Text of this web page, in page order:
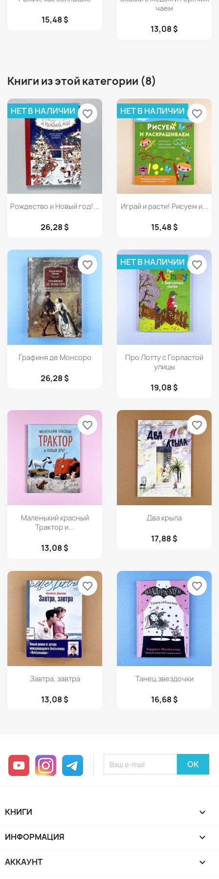
15,48 $
чаем
13,08 $
Книги из этой категории (8)
Просмотр
Рождество и Новый год!...
26,28 $
НЕТ В НАЛИЧИИ favorite_border
Просмотр
Играй и расти! Рисуем и...
15,48 $
НЕТ В НАЛИЧИИ favorite_border
Просмотр
Графиня де Монсоро
26,28 $
favorite_border
Просмотр
Про Лотту с Горластой
улицы
19,08 $
НЕТ В НАЛИЧИИ favorite_border
Просмотр
Маленький красный
Трактор и...
13,08 $
favorite_border
Просмотр
Два крыла
17,88 $
favorite_border
Просмотр
Завтра, завтра
13,08 $
favorite_border
Просмотр
Танец звездочки
16,68 $
favorite_border
YouTube InstagramTelegram
КНИГИ 
ИНФОРМАЦИЯ 
АККАУНТ 